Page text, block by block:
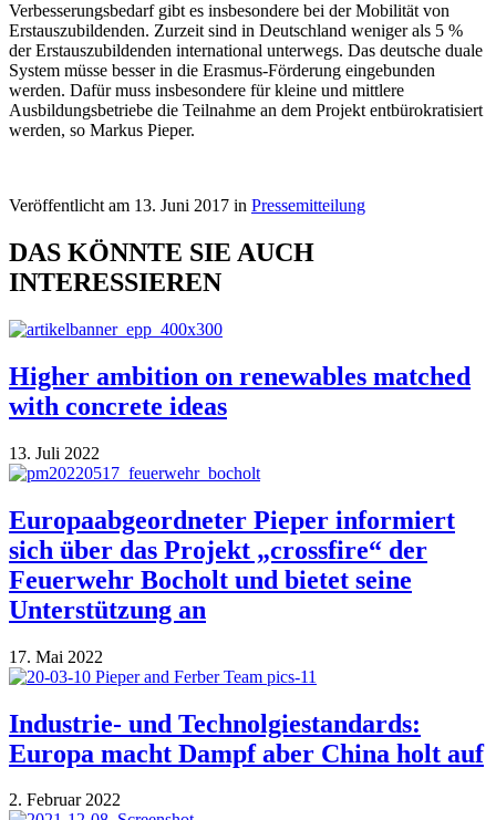
Verbesserungsbedarf gibt es insbesondere bei der Mobilität von
Erstauszubildenden. Zurzeit sind in Deutschland weniger als 5 %
der Erstauszubildenden international unterwegs. Das deutsche duale
System müsse besser in die Erasmus-Förderung eingebunden
werden. Dafür muss insbesondere für kleine und mittlere
Ausbildungsbetriebe die Teilnahme an dem Projekt entbürokratisiert
werden, so Markus Pieper.
Veröffentlicht am 13. Juni 2017 in Pressemitteilung
DAS KÖNNTE SIE AUCH
INTERESSIEREN
Higher ambition on renewables matched
with concrete ideas
13. Juli 2022
Europaabgeordneter Pieper informiert
sich über das Projekt „crossfire“ der
Feuerwehr Bocholt und bietet seine
Unterstützung an
17. Mai 2022
Industrie- und Technolgiestandards:
Europa macht Dampf aber China holt auf
2. Februar 2022